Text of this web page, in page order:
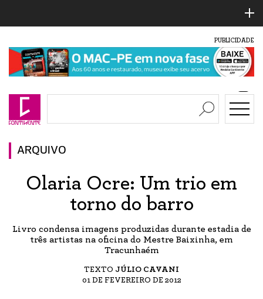
PUBLICIDADE
ARQUIVO
Olaria Ocre: Um trio em
torno do barro
Livro condensa imagens produzidas durante estadia de
três artistas na oficina do Mestre Baixinha, em
Tracunhaém
TEXTO JÚLIO CAVANI
01 DE FEVEREIRO DE 2012